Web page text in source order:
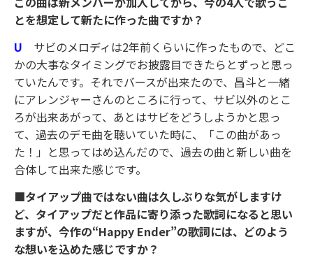
とを想定して新たに作った曲ですか？
U サビのメロディは2年前くらいに作ったもので、どこ
かの大事なタイミングでお披露目できたらとずっと思っ
ていたんです。それでバースが出来たので、昌斗と一緒
にアレンジャーさんのところに行って、サビ以外のとこ
ろが出来あがって、あとはサビをどうしようかと思っ
て、過去のデモ曲を聴いていた時に、「この曲があっ
た！」と思ってはめ込んだので、過去の曲と新しい曲を
合体して出来た感じです。
■タイアップ曲ではない曲は久しぶりな気がしますけ
ど、タイアップだと作品に寄り添った歌詞になると思い
ますが、今作の“Happy Ender”の歌詞には、どのよう
な想いを込めた感じですか？